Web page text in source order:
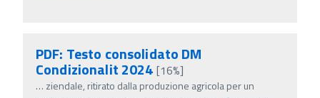
PDF: Testo consolidato DM
Condizionalit 2024 [16%]
… ziendale, ritirato dalla produzione agricola per un